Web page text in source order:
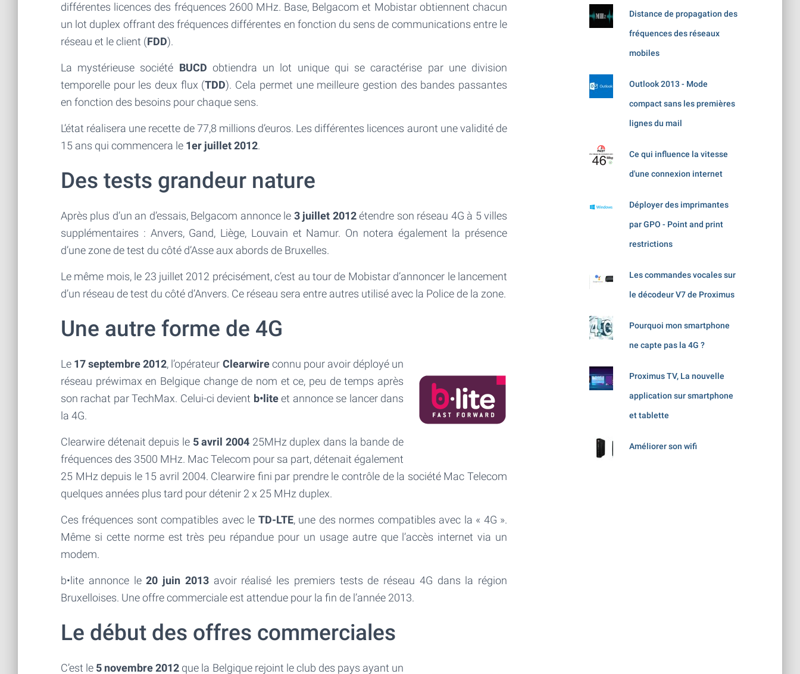
différentes licences des fréquences 2600 MHz. Base, Belgacom et Mobistar obtiennent chacun
un lot duplex offrant des fréquences différentes en fonction du sens de communications entre le
réseau et le client (FDD).
La mystérieuse société BUCD obtiendra un lot unique qui se caractérise par une division
temporelle pour les deux flux (TDD). Cela permet une meilleure gestion des bandes passantes
en fonction des besoins pour chaque sens.
L’état réalisera une recette de 77,8 millions d’euros. Les différentes licences auront une validité de
15 ans qui commencera le 1er juillet 2012.
Des tests grandeur nature
Après plus d’un an d’essais, Belgacom annonce le 3 juillet 2012étendre son réseau 4G à 5 villes
supplémentaires : Anvers, Gand, Liège, Louvain et Namur. On notera également la présence
d’une zone de test du côté d’Asse aux abords de Bruxelles.
Le même mois, le 23 juillet 2012 précisément, c’est au tour de Mobistar d’annoncer le lancement
d’un réseau de test du côté d’Anvers. Ce réseau sera entre autres utilisé avec la Police de la zone.
Une autre forme de 4G
Le 17 septembre 2012, l’opérateur Clearwireconnu pour avoir déployé un
réseau préwimax en Belgique change de nom et ce, peu de temps après
son rachat par TechMax. Celui-ci devient b•liteet annonce se lancer dans
la 4G.
Clearwire détenait depuis le 5 avril 2004 25MHz duplex dans la bande de
fréquences des 3500 MHz. Mac Telecom pour sa part, détenait également
25 MHz depuis le 15 avril 2004. Clearwire fini par prendre le contrôle de la société Mac Telecom
quelques années plus tard pour détenir 2 x 25 MHz duplex.
Ces fréquences sont compatibles avec le TD-LTE, une des normes compatibles avec la « 4G ».
Même si cette norme est très peu répandue pour un usage autre que l’accès internet via un
modem.
b•lite annonce le20 juin 2013avoir réalisé les premiers tests de réseau 4G dans la région
Bruxelloises. Une offre commerciale est attendue pour la fin de l’année 2013.
Le début des offres commerciales
C’est le 5 novembre 2012 que la Belgique rejoint le club des pays ayant un
Distance de propagation des
fréquences des réseaux
mobiles
Outlook 2013 - Mode
compact sans les premières
lignes du mail
Ce qui influence la vitesse
d'une connexion internet
Déployer des imprimantes
par GPO - Point and print
restrictions
Les commandes vocales sur
le décodeur V7 de Proximus
Pourquoi mon smartphone
ne capte pas la 4G ?
Proximus TV, La nouvelle
application sur smartphone
et tablette
Améliorer son wifi